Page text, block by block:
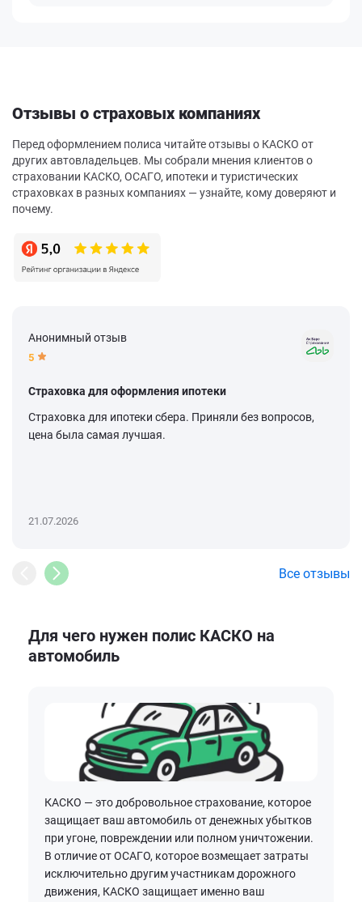
Отзывы о страховых компаниях
Перед оформлением полиса читайте отзывы о КАСКО от
других автовладельцев. Мы собрали мнения клиентов о
страховании КАСКО, ОСАГО, ипотеки и туристических
страховках в разных компаниях — узнайте, кому доверяют и
почему.
Анонимный отзыв
5
Страховка для оформления ипотеки
Страховка для ипотеки сбера. Приняли без вопросов,
цена была самая лучшая.
21.07.2026
Все отзывы
Для чего нужен полис КАСКО на
автомобиль
КАСКО — это добровольное страхование, которое
защищает ваш автомобиль от денежных убытков
при угоне, повреждении или полном уничтожении.
В отличие от ОСАГО, которое возмещает затраты
исключительно другим участникам дорожного
движения, КАСКО защищает именно ваш